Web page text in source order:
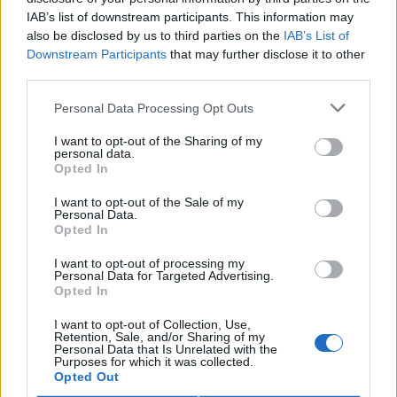
IAB’s list of downstream participants. This information may
also be disclosed by us to third parties on the IAB’s List of
Downstream Participants that may further disclose it to other
Personal Data Processing Opt Outs
I want to opt-out of the Sharing of my
personal data.
Opted In
I want to opt-out of the Sale of my
Personal Data.
Opted In
I want to opt-out of processing my
Personal Data for Targeted Advertising.
Opted In
I want to opt-out of Collection, Use,
Retention, Sale, and/or Sharing of my
Personal Data that Is Unrelated with the
Purposes for which it was collected.
Opted Out
zamerali predovšetkým len na zdôvodnenie faktov,
známych z inžinierskej praxe, ale neurobili dôslednú
analýzu principiálnych technických možností, ktoré z
klasickej termodynamiky vyplývali, resp. jej neprotirečia.
Pacyklový stroj predstavuje takýto prípad. Teplo si berie z
okolia, a nepotrebuje chladič, ktorý by do okolia rozptyľoval
jeho zbytok nepremenený na mechanickú energiu. II. veta
termodynamická má na jeho prevádzku asi taký dosah ako
na prevádzku vodnej turbíny, ktorá vonkoncom nepatrí
medzi tepelné motory. Že to nie je možné? Je to možné! Ale
Napr. na webovej stránke http://proatom.luksoft.cz
uverejnili môj článok „Pacyklový stroj môže zachrániť
civilizáciu pre naše deti“ s takýmto úvodným komentárom:
„Tento článek v žádném případě nevyjadřuje můj názor,
ani dalších spolupracovníků Pro Atom webu. O principu a
funkčnosti tohoto stroje se dá s úspěchem polemizovat,
(pro studijní účely), které se v různých modifikacích
objevuje celkem často. (lr)“
Vďaka však aj za to; to je ten lepší prípad narábania s